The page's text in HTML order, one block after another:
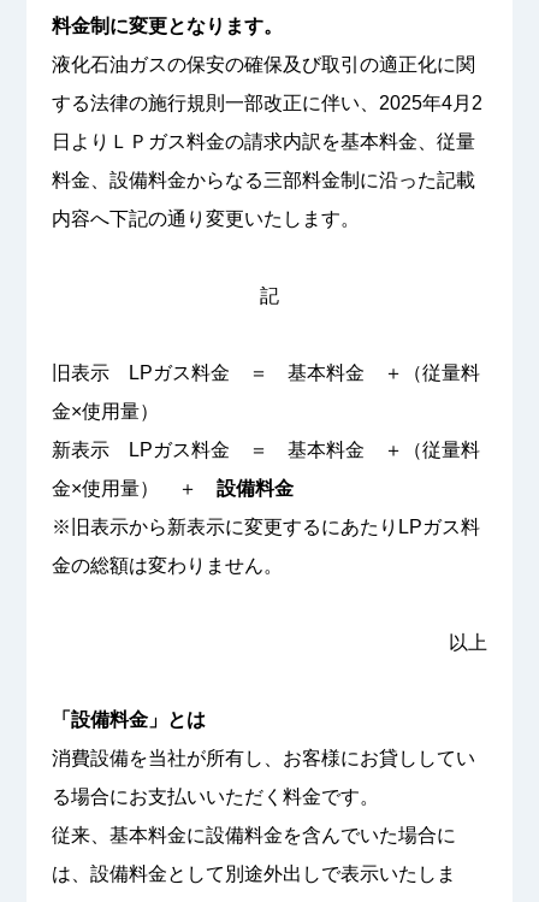
料金制に変更となります。
液化石油ガスの保安の確保及び取引の適正化に関
する法律の施行規則一部改正に伴い、2025年4月2
日よりＬＰガス料金の請求内訳を基本料金、従量
料金、設備料金からなる三部料金制に沿った記載
内容へ下記の通り変更いたします。
記
旧表示 LPガス料金 ＝ 基本料金 ＋（従量料
金×使用量）
新表示 LPガス料金 ＝ 基本料金 ＋（従量料
金×使用量） ＋ 設備料金
※旧表示から新表示に変更するにあたりLPガス料
金の総額は変わりません。
以上
「設備料金」とは
消費設備を当社が所有し、お客様にお貸ししてい
る場合にお支払いいただく料金です。
従来、基本料金に設備料金を含んでいた場合に
は、設備料金として別途外出しで表示いたしま